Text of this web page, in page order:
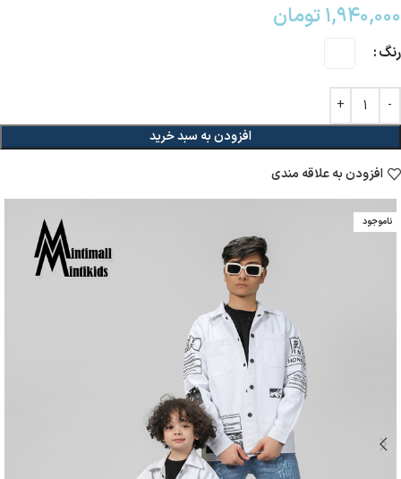
۱,۹۴۰,۰۰۰تومان
رنگ
افزودن به سبد خرید
افزودن به علاقه مندی
ناموجود